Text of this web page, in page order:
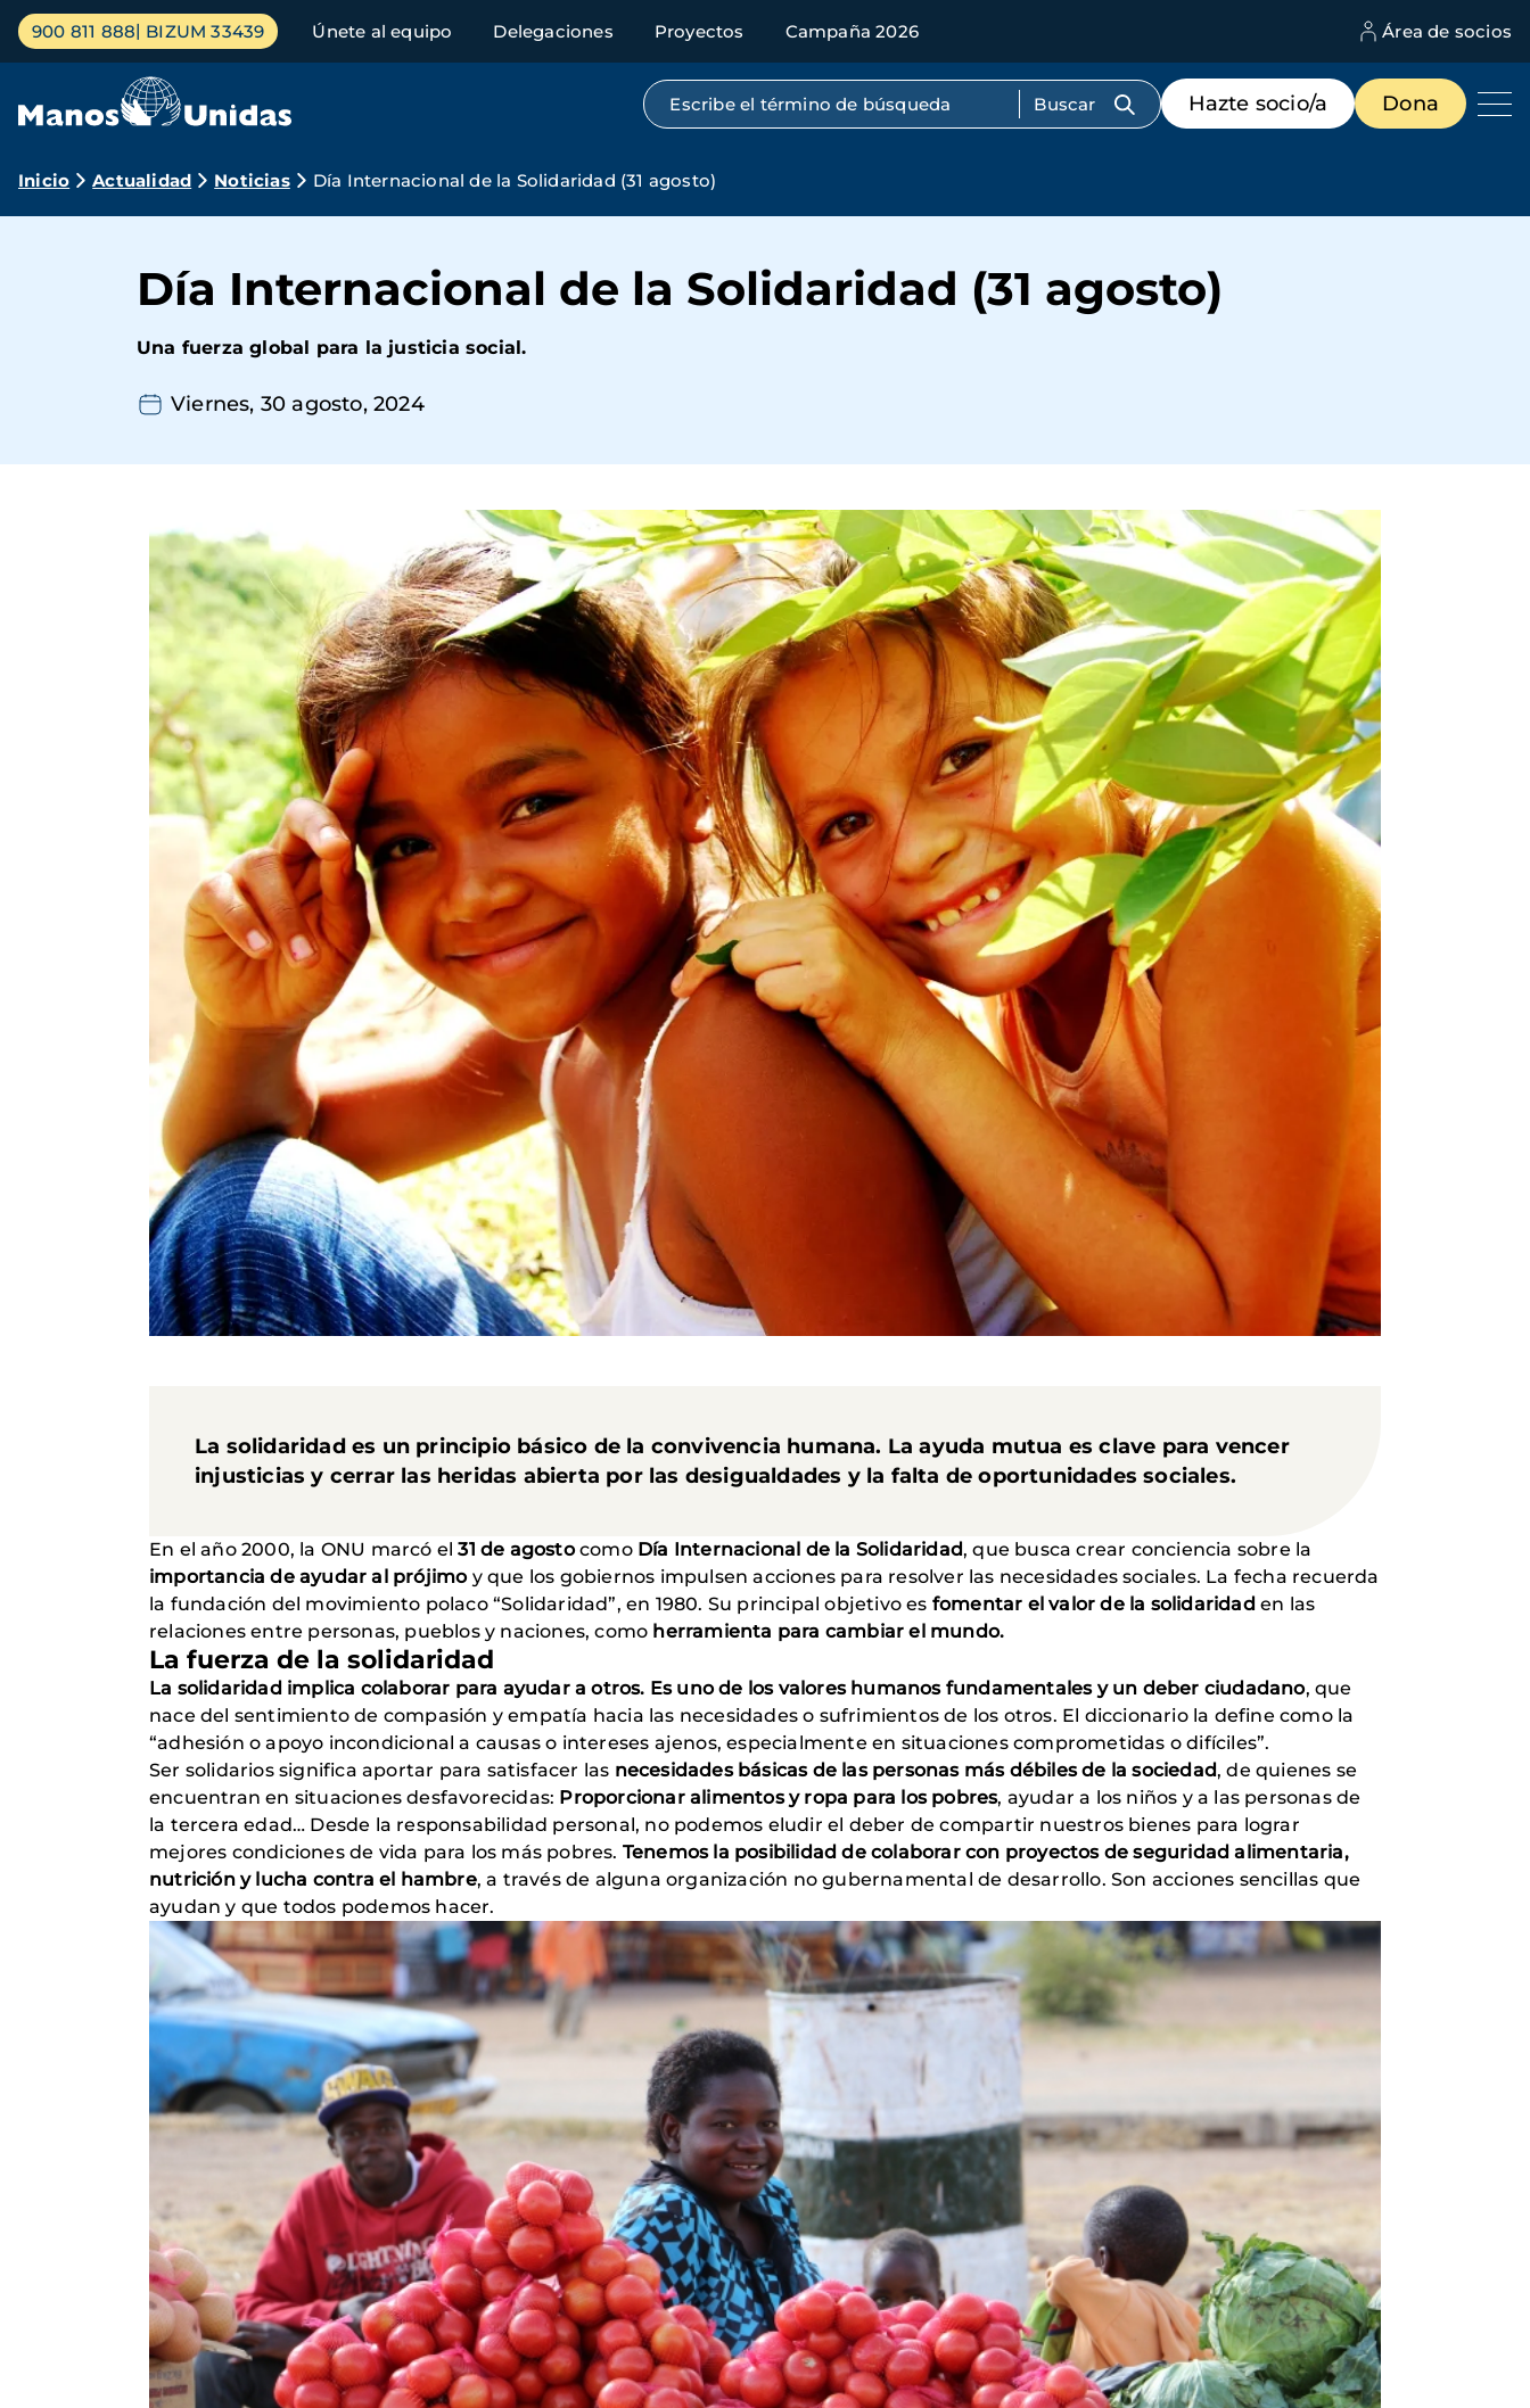
Pasar
contenido
Menú
principal
900 811 888 BIZUM 33439 Únete al equipo Delegaciones Proyectos Campaña 2026 Área de socios
Búsqueda por texto completo
Menú
de
destacados
Hazte socio/a Dona
Ruta
navegación
Inicio Actualidad Noticias Día Internacional de la Solidaridad (31 agosto)
Día Internacional de la Solidaridad (31 agosto)
Una fuerza global para la justicia social.
Viernes, 30 agosto, 2024
La solidaridad es un principio básico de la convivencia humana. La ayuda mutua es clave para vencer
injusticias y cerrar las heridas abierta por las desigualdades y la falta de oportunidades sociales.
En el año 2000, la ONU marcó el31 de agostocomo Día Internacional de la Solidaridad, que busca crear conciencia sobre la
importancia de ayudar al prójimoy que los gobiernos impulsen acciones para resolver las necesidades sociales. La fecha recuerda
la fundación del movimiento polaco “Solidaridad”, en 1980. Su principal objetivo es fomentar el valor de la solidaridad en las
relaciones entre personas, pueblos y naciones, como herramienta para cambiar el mundo.
La fuerza de la solidaridad
La solidaridad implica colaborar para ayudar a otros. Es uno de los valores humanos fundamentales y un deber ciudadano, que
nace del sentimiento de compasión y empatía hacia las necesidades o sufrimientos de los otros. El diccionario la define como la
“adhesión o apoyo incondicional a causas o intereses ajenos, especialmente en situaciones comprometidas o difíciles”.
Ser solidarios significa aportar para satisfacer las necesidades básicas de las personas más débiles de la sociedad, de quienes se
encuentran en situaciones desfavorecidas: Proporcionar alimentos y ropa para los pobres, ayudar a los niños y a las personas de
la tercera edad… Desde la responsabilidad personal, no podemos eludir el deber de compartir nuestros bienes para lograr
mejores condiciones de vida para los más pobres. Tenemos la posibilidad de colaborar con proyectos de seguridad alimentaria,
nutrición y lucha contra el hambre, a través de alguna organización no gubernamental de desarrollo. Son acciones sencillas que
ayudan y que todos podemos hacer.